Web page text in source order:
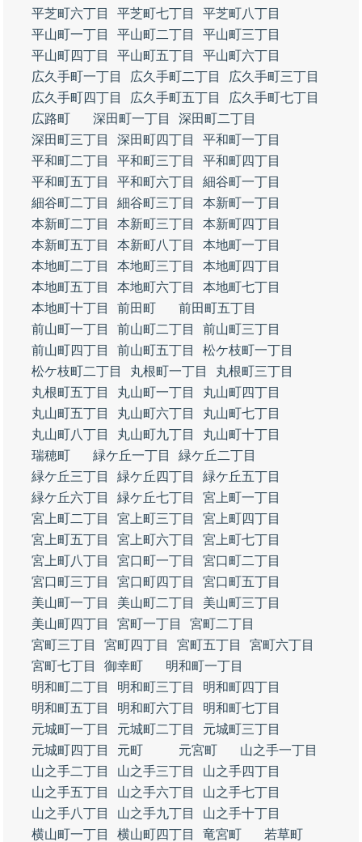
平芝町六丁目
平芝町七丁目
平芝町八丁目
平山町一丁目
平山町二丁目
平山町三丁目
平山町四丁目
平山町五丁目
平山町六丁目
広久手町一丁目
広久手町二丁目
広久手町三丁目
広久手町四丁目
広久手町五丁目
広久手町七丁目
広路町
深田町一丁目
深田町二丁目
深田町三丁目
深田町四丁目
平和町一丁目
平和町二丁目
平和町三丁目
平和町四丁目
平和町五丁目
平和町六丁目
細谷町一丁目
細谷町二丁目
細谷町三丁目
本新町一丁目
本新町二丁目
本新町三丁目
本新町四丁目
本新町五丁目
本新町八丁目
本地町一丁目
本地町二丁目
本地町三丁目
本地町四丁目
本地町五丁目
本地町六丁目
本地町七丁目
本地町十丁目
前田町
前田町五丁目
前山町一丁目
前山町二丁目
前山町三丁目
前山町四丁目
前山町五丁目
松ケ枝町一丁目
松ケ枝町二丁目
丸根町一丁目
丸根町三丁目
丸根町五丁目
丸山町一丁目
丸山町四丁目
丸山町五丁目
丸山町六丁目
丸山町七丁目
丸山町八丁目
丸山町九丁目
丸山町十丁目
瑞穂町
緑ケ丘一丁目
緑ケ丘二丁目
緑ケ丘三丁目
緑ケ丘四丁目
緑ケ丘五丁目
緑ケ丘六丁目
緑ケ丘七丁目
宮上町一丁目
宮上町二丁目
宮上町三丁目
宮上町四丁目
宮上町五丁目
宮上町六丁目
宮上町七丁目
宮上町八丁目
宮口町一丁目
宮口町二丁目
宮口町三丁目
宮口町四丁目
宮口町五丁目
美山町一丁目
美山町二丁目
美山町三丁目
美山町四丁目
宮町一丁目
宮町二丁目
宮町三丁目
宮町四丁目 宮町五丁目
宮町六丁目
宮町七丁目
御幸町
明和町一丁目
明和町二丁目
明和町三丁目
明和町四丁目
明和町五丁目
明和町六丁目
明和町七丁目
元城町一丁目
元城町二丁目
元城町三丁目
元城町四丁目
元町 元宮町
山之手一丁目
山之手二丁目
山之手三丁目
山之手四丁目
山之手五丁目
山之手六丁目
山之手七丁目
山之手八丁目
山之手九丁目
山之手十丁目
横山町一丁目
横山町四丁目 竜宮町
若草町